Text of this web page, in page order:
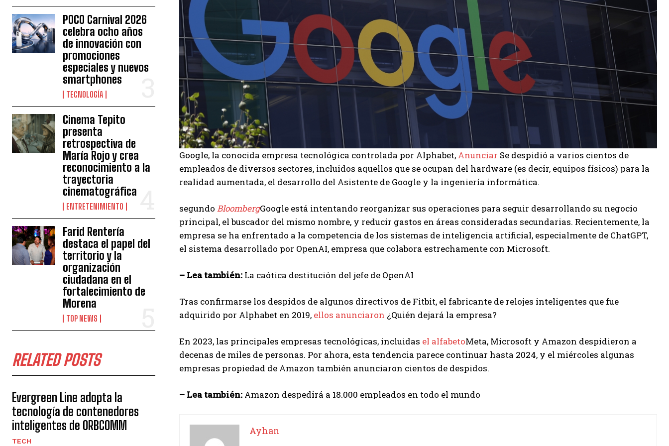
POCO Carnival 2026
celebra ocho años
de innovación con
promociones
especiales y nuevos
smartphones
TECNOLOGÍA
Cinema Tepito
presenta
retrospectiva de
María Rojo y crea
reconocimiento a la
trayectoria
cinematográfica
ENTRETENIMIENTO
Farid Rentería
destaca el papel del
territorio y la
organización
ciudadana en el
fortalecimiento de
Morena
TOP NEWS
RELATED POSTS
Evergreen Line adopta la
tecnología de contenedores
inteligentes de ORBCOMM
TECH
Google, la conocida empresa tecnológica controlada por Alphabet, Anunciar Se despidió a varios cientos de
empleados de diversos sectores, incluidos aquellos que se ocupan del hardware (es decir, equipos físicos) para la
realidad aumentada, el desarrollo del Asistente de Google y la ingeniería informática.
segundo BloombergGoogle está intentando reorganizar sus operaciones para seguir desarrollando su negocio
principal, el buscador del mismo nombre, y reducir gastos en áreas consideradas secundarias. Recientemente, la
empresa se ha enfrentado a la competencia de los sistemas de inteligencia artificial, especialmente de ChatGPT,
el sistema desarrollado por OpenAI, empresa que colabora estrechamente con Microsoft.
– Lea también: La caótica destitución del jefe de OpenAI
Tras confirmarse los despidos de algunos directivos de Fitbit, el fabricante de relojes inteligentes que fue
adquirido por Alphabet en 2019, ellos anunciaron ¿Quién dejará la empresa?
En 2023, las principales empresas tecnológicas, incluidas el alfabetoMeta, Microsoft y Amazon despidieron a
decenas de miles de personas. Por ahora, esta tendencia parece continuar hasta 2024, y el miércoles algunas
empresas propiedad de Amazon también anunciaron cientos de despidos.
– Lea también: Amazon despedirá a 18.000 empleados en todo el mundo
Ayhan